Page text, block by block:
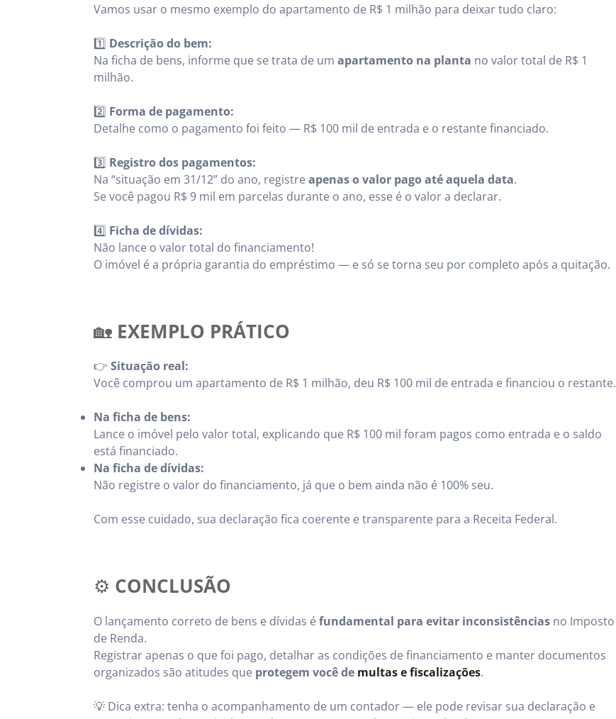
Vamos usar o mesmo exemplo do apartamento de R$ 1 milhão para deixar tudo claro:
1️⃣ Descrição do bem:
Na ficha de bens, informe que se trata de um apartamento na planta no valor total de R$ 1
milhão.
2️⃣ Forma de pagamento:
Detalhe como o pagamento foi feito — R$ 100 mil de entrada e o restante financiado.
3️⃣ Registro dos pagamentos:
Na “situação em 31/12” do ano, registre apenas o valor pago até aquela data.
Se você pagou R$ 9 mil em parcelas durante o ano, esse é o valor a declarar.
4️⃣ Ficha de dívidas:
Não lance o valor total do financiamento!
O imóvel é a própria garantia do empréstimo — e só se torna seu por completo após a quitação.
🏡 EXEMPLO PRÁTICO
👉 Situação real:
Você comprou um apartamento de R$ 1 milhão, deu R$ 100 mil de entrada e financiou o restante.
Na ficha de bens:
Lance o imóvel pelo valor total, explicando que R$ 100 mil foram pagos como entrada e o saldo
está financiado.
Na ficha de dívidas:
Não registre o valor do financiamento, já que o bem ainda não é 100% seu.
Com esse cuidado, sua declaração fica coerente e transparente para a Receita Federal.
⚙️ CONCLUSÃO
O lançamento correto de bens e dívidas é fundamental para evitar inconsistências no Imposto
de Renda.
Registrar apenas o que foi pago, detalhar as condições de financiamento e manter documentos
organizados são atitudes que protegem você de multas e fiscalizações.
💡 Dica extra: tenha o acompanhamento de um contador — ele pode revisar sua declaração e